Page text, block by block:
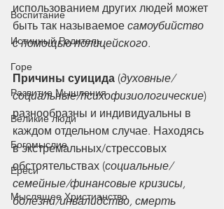
Воспитание
Истинный Родитель
Горе
Развитие Мышления
Великие люди
Богомыслие
Ереси
Мыслящее Христианство
использованием других людей может
быть так называемое самоубийство
с помощью полицейского.
Причины суицида (духовные/
социальные/психофизиологические)
разнообразны и индивидуальны в
каждом отдельном случае. Находясь
в экстремальных/стрессовых
обстоятельствах (социальные/
семейные/финансовые кризисы,
болезни/инвалидство, смерть